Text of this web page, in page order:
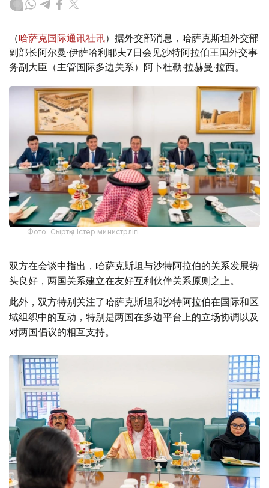
（哈萨克国际通讯社讯）据外交部消息，哈萨克斯坦外交部
副部长阿尔曼·伊萨哈利耶夫7日会见沙特阿拉伯王国外交事
务副大臣（主管国际多边关系）阿卜杜勒·拉赫曼·拉西。
Фото: Сыртқы істер министрлігі
双方在会谈中指出，哈萨克斯坦与沙特阿拉伯的关系发展势
头良好，两国关系建立在友好互利伙伴关系原则之上。
此外，双方特别关注了哈萨克斯坦和沙特阿拉伯在国际和区
域组织中的互动，特别是两国在多边平台上的立场协调以及
对两国倡议的相互支持。